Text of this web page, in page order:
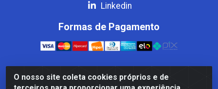
O nosso site coleta cookies próprios e de
Linkedin
Formas de Pagamento
Casa Cardão LTDA - Av. Amaral Peixoto, 910 - Afonso